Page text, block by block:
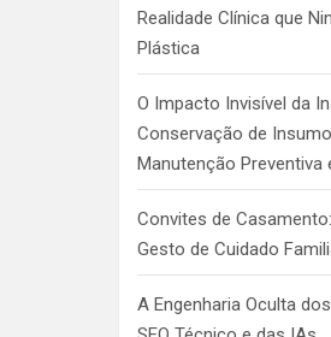
Realidade Clínica que
Plástica
O Impacto Invisível da
Conservação de
Manutenção Preventiva
Convites de
Gesto de Cuidado
A Engenharia Oculta